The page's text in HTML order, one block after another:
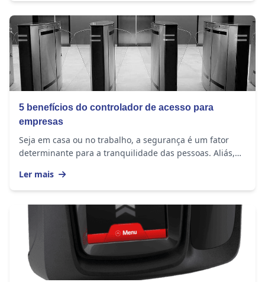
5 benefícios do controlador de acesso para
empresas
Seja em casa ou no trabalho, a segurança é um fator
determinante para a tranquilidade das pessoas. Aliás,
Ler mais